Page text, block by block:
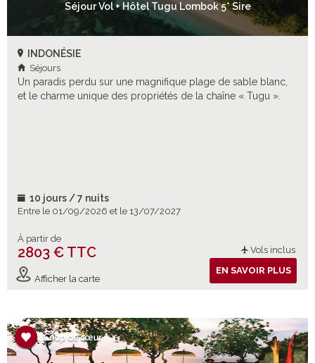
Séjour Vol + Hôtel Tugu Lombok 5* Sire
INDONÉSIE
Séjours
Un paradis perdu sur une magnifique plage de sable blanc,
et le charme unique des propriétés de la chaîne « Tugu ».
10 jours / 7 nuits
Entre le 01/09/2026 et le 13/07/2027
À partir de
2803 € TTC Vols inclus
Afficher la carte
EN SAVOIR PLUS